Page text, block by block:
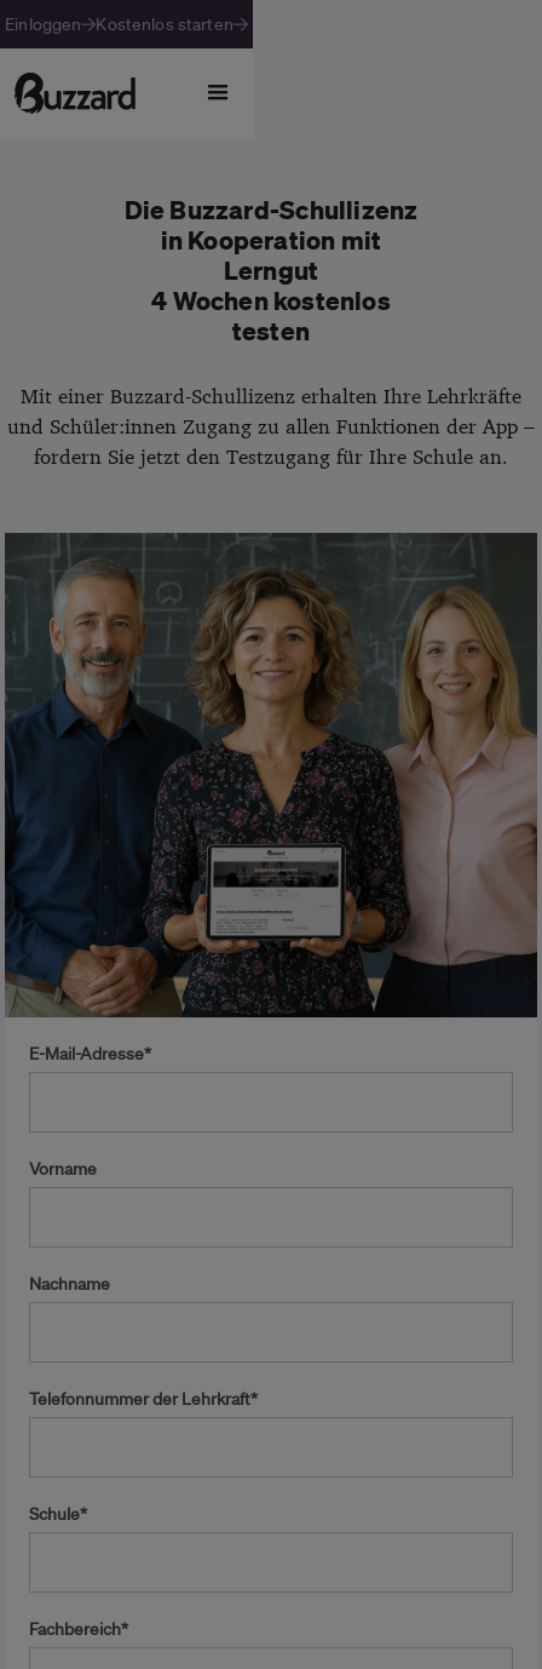
Einloggen Kostenlos starten
Die Buzzard-Schullizenz
in Kooperation mit
Lerngut
4 Wochen kostenlos
testen
Mit einer Buzzard-Schullizenz erhalten Ihre Lehrkräfte
und Schüler:innen Zugang zu allen Funktionen der App –
fordern Sie jetzt den Testzugang für Ihre Schule an.
E-Mail-Adresse*
Vorname
Nachname
Telefonnummer der Lehrkraft*
Schule*
Fachbereich*